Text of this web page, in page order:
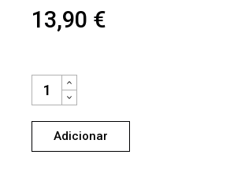
13,90 €
ROSACE COASTER 18CM _ BORDEAUX
Adicionar